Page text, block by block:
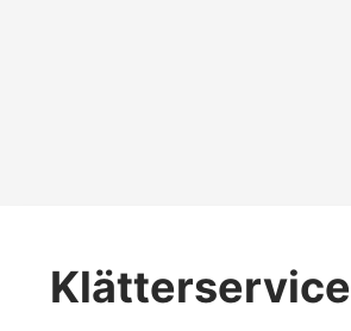
Klätterservice